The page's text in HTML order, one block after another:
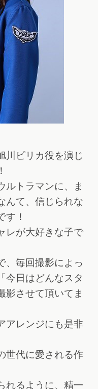
ピリカ役を演じ
ルトラマンに、ま
んて、信じられな
す！
レが大好きな子で
、毎回撮影によっ
今日はどんなスタ
影させて頂いてま
アレンジにも是非
世代に愛される作
れるように、精一